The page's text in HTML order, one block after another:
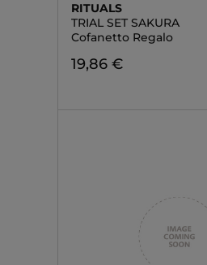
RITUALS
TRIAL SET SAKURA
Cofanetto Regalo
19,86 €